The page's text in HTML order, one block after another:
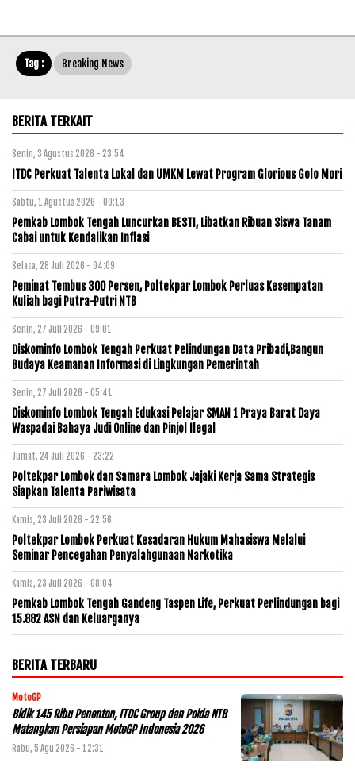
Tag : Breaking News
BERITA TERKAIT
Senin, 3 Agustus 2026 - 23:54
ITDC Perkuat Talenta Lokal dan UMKM Lewat Program Glorious Golo Mori
Sabtu, 1 Agustus 2026 - 09:13
Pemkab Lombok Tengah Luncurkan BESTI, Libatkan Ribuan Siswa Tanam
Cabai untuk Kendalikan Inflasi
Selasa, 28 Juli 2026 - 04:09
Peminat Tembus 300 Persen, Poltekpar Lombok Perluas Kesempatan
Kuliah bagi Putra-Putri NTB
Senin, 27 Juli 2026 - 09:01
Diskominfo Lombok Tengah Perkuat Pelindungan Data Pribadi,Bangun
Budaya Keamanan Informasi di Lingkungan Pemerintah
Senin, 27 Juli 2026 - 05:41
Diskominfo Lombok Tengah Edukasi Pelajar SMAN 1 Praya Barat Daya
Waspadai Bahaya Judi Online dan Pinjol Ilegal
Jumat, 24 Juli 2026 - 23:22
Poltekpar Lombok dan Samara Lombok Jajaki Kerja Sama Strategis
Siapkan Talenta Pariwisata
Kamis, 23 Juli 2026 - 22:56
Poltekpar Lombok Perkuat Kesadaran Hukum Mahasiswa Melalui
Seminar Pencegahan Penyalahgunaan Narkotika
Kamis, 23 Juli 2026 - 08:04
Pemkab Lombok Tengah Gandeng Taspen Life, Perkuat Perlindungan bagi
15.882 ASN dan Keluarganya
BERITA TERBARU
MotoGP
Bidik 145 Ribu Penonton, ITDC Group dan Polda NTB
Matangkan Persiapan MotoGP Indonesia 2026
Rabu, 5 Agu 2026 - 12:31